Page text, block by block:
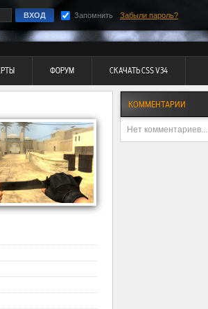
Запомнить Забыли пароль?
ФОРУМ СКАЧАТЬ CSS V34
КОММЕНТАРИИ
Нет комментариев...